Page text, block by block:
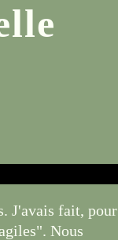
J'avais fait, pour
Nous